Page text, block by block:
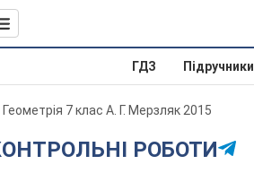
ГДЗ Підручники
Геометрія 7 клас А. Г. Мерзляк 2015
КОНТРОЛЬНІ РОБОТИ